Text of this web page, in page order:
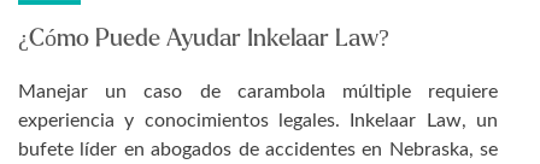
¿Cómo Puede Ayudar Inkelaar Law?
Manejar un caso de carambola múltiple requiere
experiencia y conocimientos legales. Inkelaar Law, un
bufete líder en abogados de accidentes en Nebraska, se